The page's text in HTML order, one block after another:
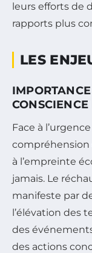
leurs efforts de
rapports plus
LES
Face à
compréhension
à l’empreinte
jamais. Le
manifeste par
l’élévation des
des
des actions